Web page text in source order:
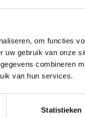
om functies
gebruik van onze
combineren
van hun services.
Statistieken
Op voorraad
Vanaf€ 675,00